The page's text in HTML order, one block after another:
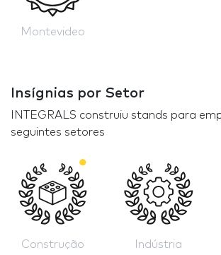
Montevideo
Insígnias por Setor
INTEGRALS construiu stands para
seguintes setores
Construção Indústria